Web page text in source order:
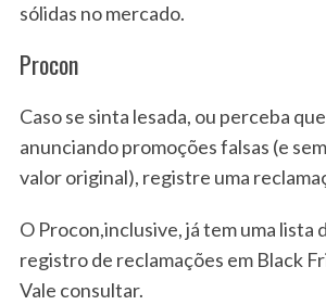
sólidas no mercado.
Procon
Caso se sinta lesada, ou perceba
anunciando promoções falsas (e
valor original), registre uma
O Procon,inclusive, já tem uma lista
registro de reclamações em Black
Vale consultar.